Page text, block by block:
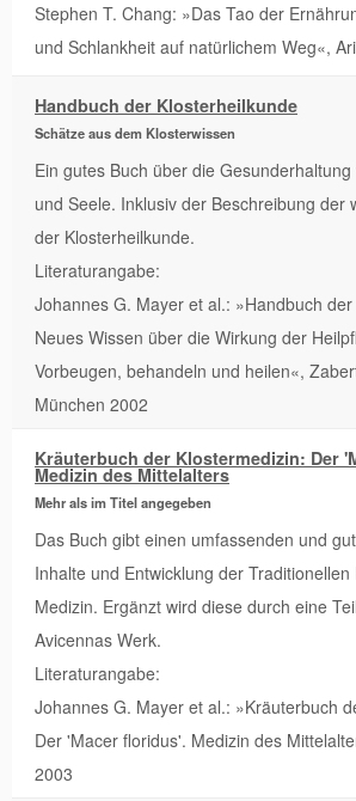
Stephen T. Chang: »Das Tao der
und Schlankheit auf natürlichem Weg«,
Handbuch der Klosterheilkunde
Schätze aus dem Klosterwissen
Ein gutes Buch über die
und Seele. Inklusiv der Beschreibung der
der Klosterheilkunde.
Literaturangabe:
Johannes G. Mayer et al.: »Handbuch
Neues Wissen über die Wirkung der
Vorbeugen, behandeln und heilen«,
München 2002
Kräuterbuch der Klostermedizin: Der
Medizin des Mittelalters
Mehr als im Titel angegeben
Das Buch gibt einen umfassenden und
Inhalte und Entwicklung der Traditionellen
Medizin. Ergänzt wird diese durch eine
Avicennas Werk.
Literaturangabe:
Johannes G. Mayer et al.: »Kräuterbuch
Der 'Macer floridus'. Medizin des
2003